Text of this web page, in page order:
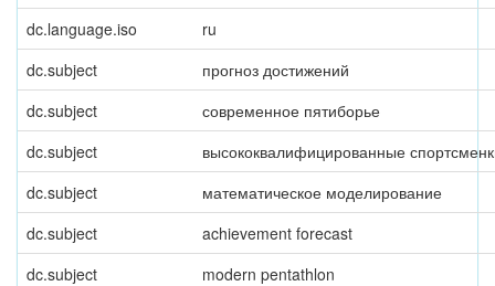
dc.language.iso
ru
dc.subject
прогноз достижений
dc.subject
современное пятиборье
dc.subject
высококвалифицированные
dc.subject
математическое моделирование
dc.subject
achievement forecast
dc.subject
modern pentathlon